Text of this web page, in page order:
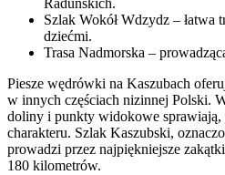
Raduńskich.
Szlak Wokół Wdzydz – łatwa
dziećmi.
Trasa Nadmorska –
Piesze wędrówki na Kaszubach
w innych częściach nizinnej Polski.
doliny i punkty widokowe sprawiają,
charakteru. Szlak Kaszubski,
prowadzi przez najpiękniejsze
180 kilometrów.